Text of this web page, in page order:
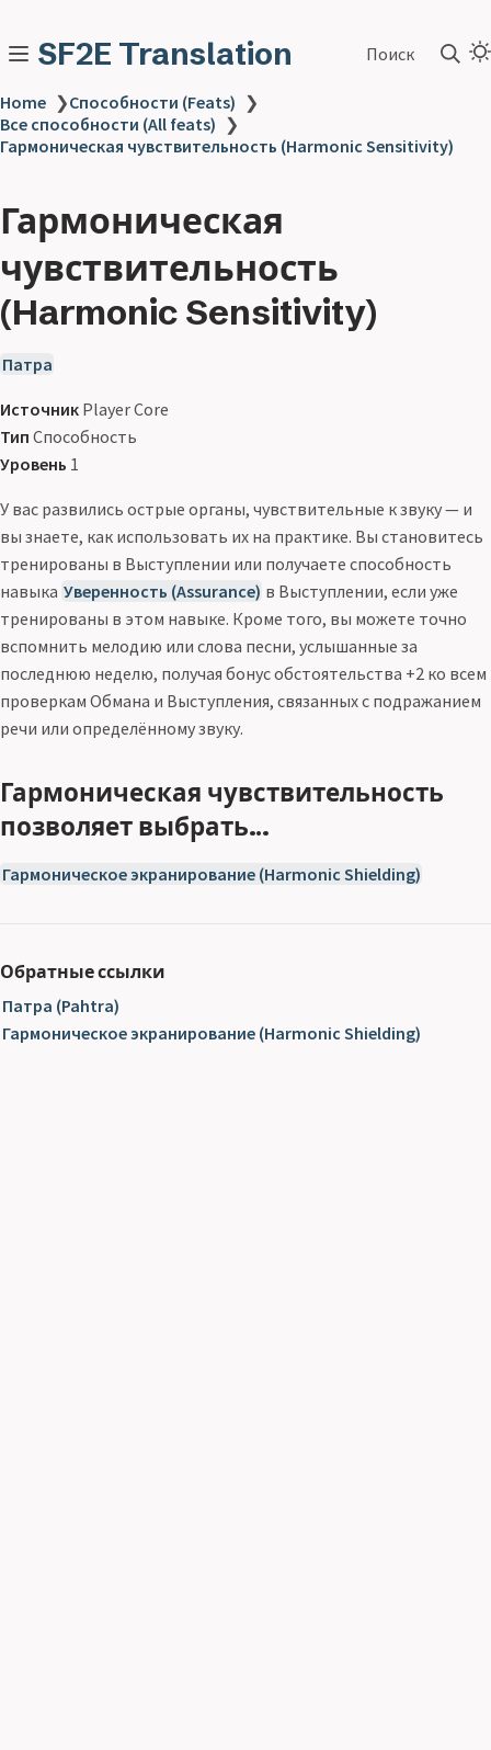
SF2E Translation Поиск
Home ❯Способности (Feats) ❯
Все способности (All feats) ❯
Гармоническая чувствительность (Harmonic Sensitivity)
Гармоническая
чувствительность
(Harmonic Sensitivity)
Патра
Источник Player Core
Тип Способность
Уровень 1
У вас развились острые органы, чувствительные к звуку — и
вы знаете, как использовать их на практике. Вы становитесь
тренированы в Выступлении или получаете способность
навыка Уверенность (Assurance) в Выступлении, если уже
тренированы в этом навыке. Кроме того, вы можете точно
вспомнить мелодию или слова песни, услышанные за
последнюю неделю, получая бонус обстоятельства +2 ко всем
проверкам Обмана и Выступления, связанных с подражанием
речи или определённому звуку.
Гармоническая чувствительность
позволяет выбрать…
Гармоническое экранирование (Harmonic Shielding)
Обратные ссылки
Патра (Pahtra)
Гармоническое экранирование (Harmonic Shielding)